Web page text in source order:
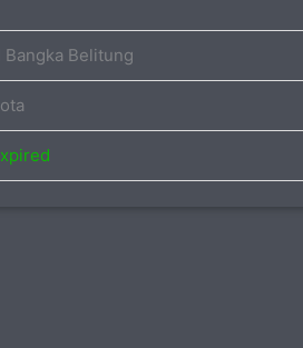
Bangka Belitung